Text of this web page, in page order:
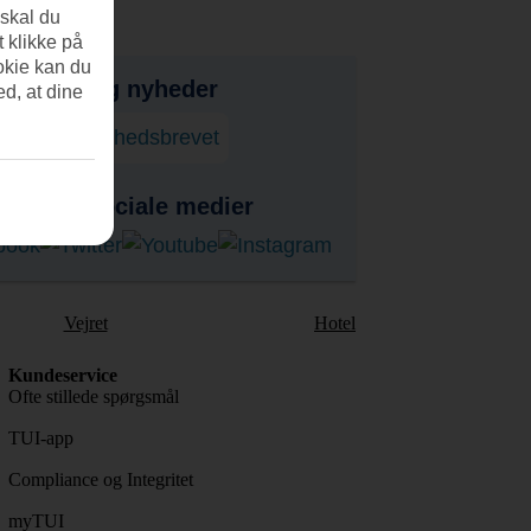
tips og nyheder
på nyhedsbrevet
på de sociale medier
Vejret Hotel
Kundeservice
Ofte stillede spørgsmål
TUI-app
Compliance og Integritet
myTUI
du
klikke på
kan du
at dine